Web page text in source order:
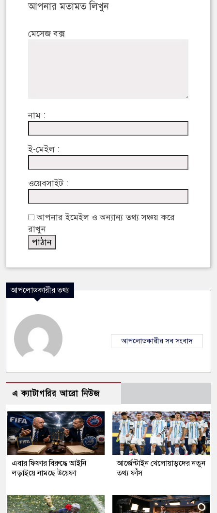
আপনার মতামত লিখুন
মেসেজ বক্স
নাম :
ই-মেইল :
ওয়েবসাইট :
আপনার ইমেইল ও অন্যান্য তথ্য সঞ্চয় করে
রাখুন
আপলোডকারীর তথ্য
আপলোডকারীর সব সংবাদ
এ ক্যাটাগরির আরো নিউজ
এবার ফিফার বিরুদ্ধে আইনি
লড়াইয়ে নামছে উয়েফা
আর্জেন্টাইন খেলোয়াড়দের নতুন
তথ্য ফাঁস